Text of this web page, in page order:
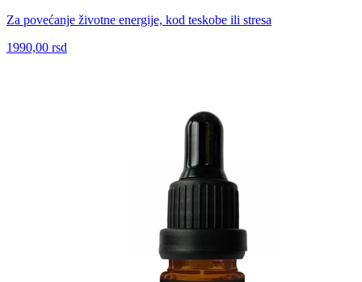
Za povećanje životne energije, kod teskobe ili stresa
1990,00 rsd